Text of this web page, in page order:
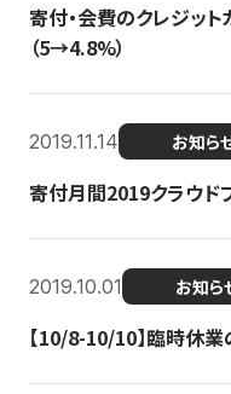
寄付・会費のクレジッ
（5→4.8%）
2019.11.14 お知ら
寄付月間2019クラウド
2019.10.01 お知ら
【10/8-10/10】臨時休